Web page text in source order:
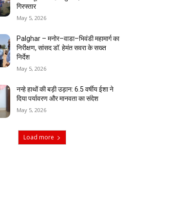
गिरफ्तार
May 5, 2026
Palghar – मनोर–वाडा–भिवंडी महामार्ग का
निरीक्षण, सांसद डॉ. हेमंत सवरा के सख्त
निर्देश
May 5, 2026
नन्हे हाथों की बड़ी उड़ान: 6.5 वर्षीय ईशा ने
दिया पर्यावरण और मानवता का संदेश
May 5, 2026
Load more